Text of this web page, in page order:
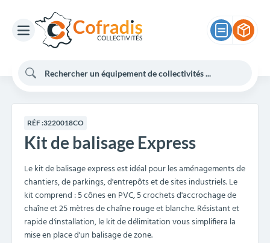
RÉF :3220018CO
Kit de balisage Express
Le kit de balisage express est idéal pour les aménagements de
chantiers, de parkings, d'entrepôts et de sites industriels. Le
kit comprend : 5 cônes en PVC, 5 crochets d'accrochage de
chaîne et 25 mètres de chaîne rouge et blanche. Résistant et
rapide d'installation, le kit de délimitation vous simplifiera la
mise en place d'un balisage de zone.